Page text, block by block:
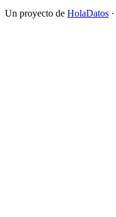
Un proyecto de HolaDatos ·